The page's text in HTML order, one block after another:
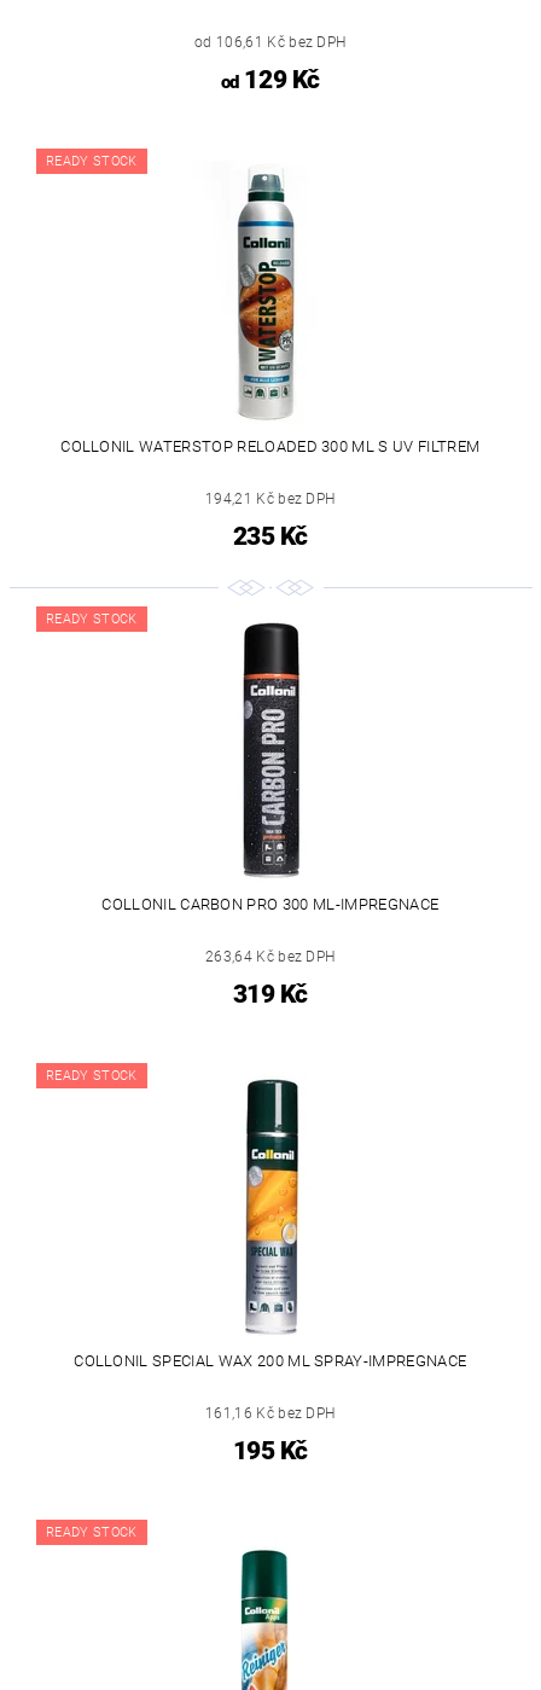
od 106,61 Kč bez DPH
od129 Kč
READY STOCK
COLLONIL WATERSTOP RELOADED 300 ML S UV FILTREM
194,21 Kč bez DPH
235 Kč
READY STOCK
COLLONIL CARBON PRO 300 ML-IMPREGNACE
263,64 Kč bez DPH
319 Kč
READY STOCK
COLLONIL SPECIAL WAX 200 ML SPRAY-IMPREGNACE
161,16 Kč bez DPH
195 Kč
READY STOCK